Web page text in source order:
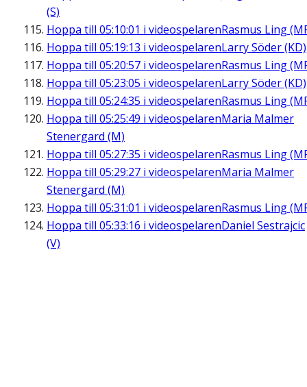
(S)
Hoppa till 05:10:01 i videospelarenRasmus Ling
Hoppa till 05:19:13 i videospelarenLarry Söder (KD)
Hoppa till 05:20:57 i videospelarenRasmus Ling
Hoppa till 05:23:05 i videospelarenLarry Söder (KD)
Hoppa till 05:24:35 i videospelarenRasmus Ling
Hoppa till 05:25:49 i videospelarenMaria Malmer
Stenergard (M)
Hoppa till 05:27:35 i videospelarenRasmus Ling
Hoppa till 05:29:27 i videospelarenMaria Malmer
Stenergard (M)
Hoppa till 05:31:01 i videospelarenRasmus Ling
Hoppa till 05:33:16 i videospelarenDaniel Sestrajcic
(V)